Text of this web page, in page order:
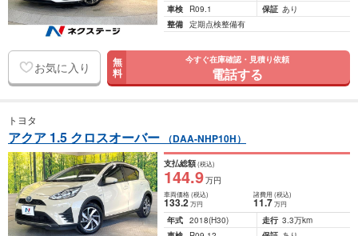
車検
R09.1 保証 あり
整備 定期点検整備有
お気に入り 無
料
今すぐ在庫確認・見積り依頼
電話する
トヨタ
アクア 1.5 クロスオーバー （DAA-NHP10H）
支払総額(税込)
144.9万円
車両価格(税込)
133.2万円
諸費用 (税込)
11.7 万円
年式 2018(H30) 走行 3.3万km